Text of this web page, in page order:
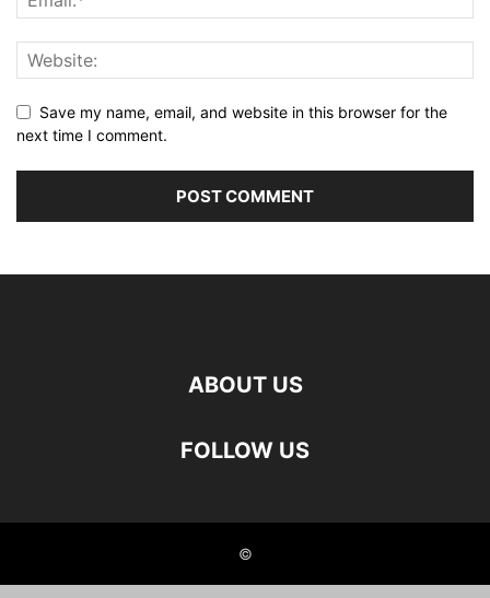
Save my name, email, and website in this browser for the
next time I comment.
ABOUT US
FOLLOW US
©